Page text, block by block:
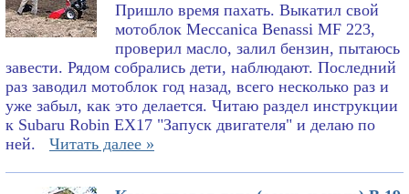
Пришло время пахать. Выкатил свой
мотоблок Meccanica Benassi MF 223,
проверил масло, залил бензин, пытаюсь
завести. Рядом собрались дети, наблюдают. Последний
раз заводил мотоблок год назад, всего несколько раз и
уже забыл, как это делается. Читаю раздел инструкции
к Subaru Robin EX17 "Запуск двигателя" и делаю по
ней.
Читать далее »